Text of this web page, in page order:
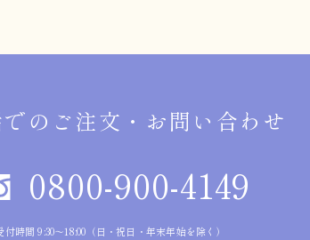
でのご注文・お問い合わせ
0800-900-4149
付時間 9:30～18:00（日・祝日・年末年始を除く）